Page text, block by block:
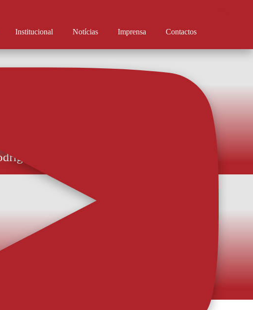
Institucional Notícias Imprensa Contactos
Pinho é reforço
avançado chega do Estrela da Amadora e assina até 2027. Rodrigo Pinho é
do AFS. O avançado brasileiro assinou por uma temporada e já se apresentou na Vila
Aves, ficando de imediato à disposição de Sérgio Fonseca. Aos 35 anos, o experiente
alegria e movimento, predicados que a equipa promete levar para dentro de